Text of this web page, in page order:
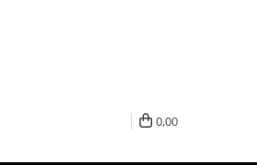
0,00